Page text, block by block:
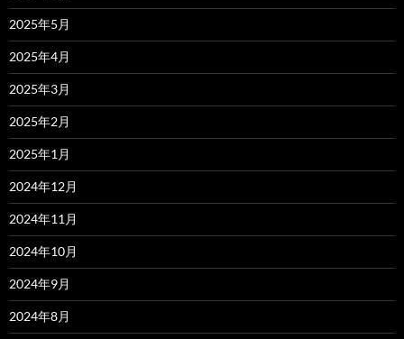
2025年5月
2025年4月
2025年3月
2025年2月
2025年1月
2024年12月
2024年11月
2024年10月
2024年9月
2024年8月